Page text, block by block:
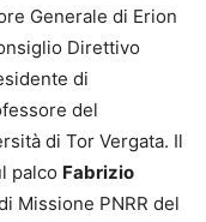
Generale di Erion
Direttivo
di
del
di Tor Vergata. Il
palco Fabrizio
Missione PNRR del